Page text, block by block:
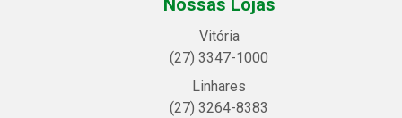
Nossas Lojas
Vitória
(27) 3347-1000
Linhares
(27) 3264-8383